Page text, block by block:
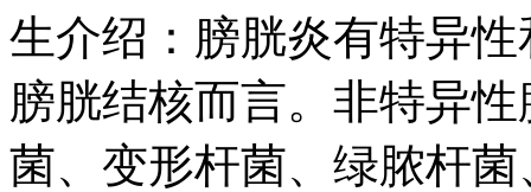
生介绍：膀胱炎有特异
膀胱结核而言。非特异
菌、变形杆菌、绿脓杆